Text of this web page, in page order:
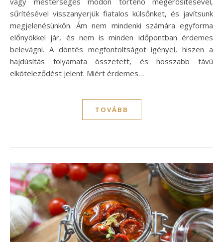
sűrítésével visszanyerjük fiatalos külsőnket, és javítsunk
megjelenésünkön. Ám nem mindenki számára egyforma
előnyökkel jár, és nem is minden időpontban érdemes
belevágni. A döntés megfontoltságot igényel, hiszen a
hajdúsítás folyamata összetett, és hosszabb távú
elköteleződést jelent. Miért érdemes…
TOVÁBB